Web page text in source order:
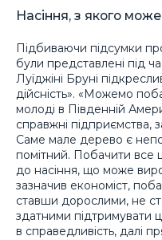
Насіння, з якого
Підбиваючи підсумки
були представлені під
Луїджіні Бруні
дійсність». «Можемо
молоді в Південній
справжні підприємства,
Саме мале дерево є
помітний. Побачити все
до насіння, що може
зазначив економіст,
ставши дорослими, не
здатними підтримувати
в справедливість, далі